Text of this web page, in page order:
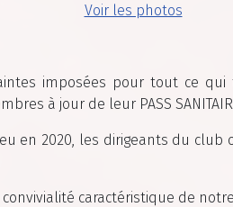
Voir les photos
imposées pour tout ce
à jour de leur PASS
en 2020, les dirigeants du
caractéristique de